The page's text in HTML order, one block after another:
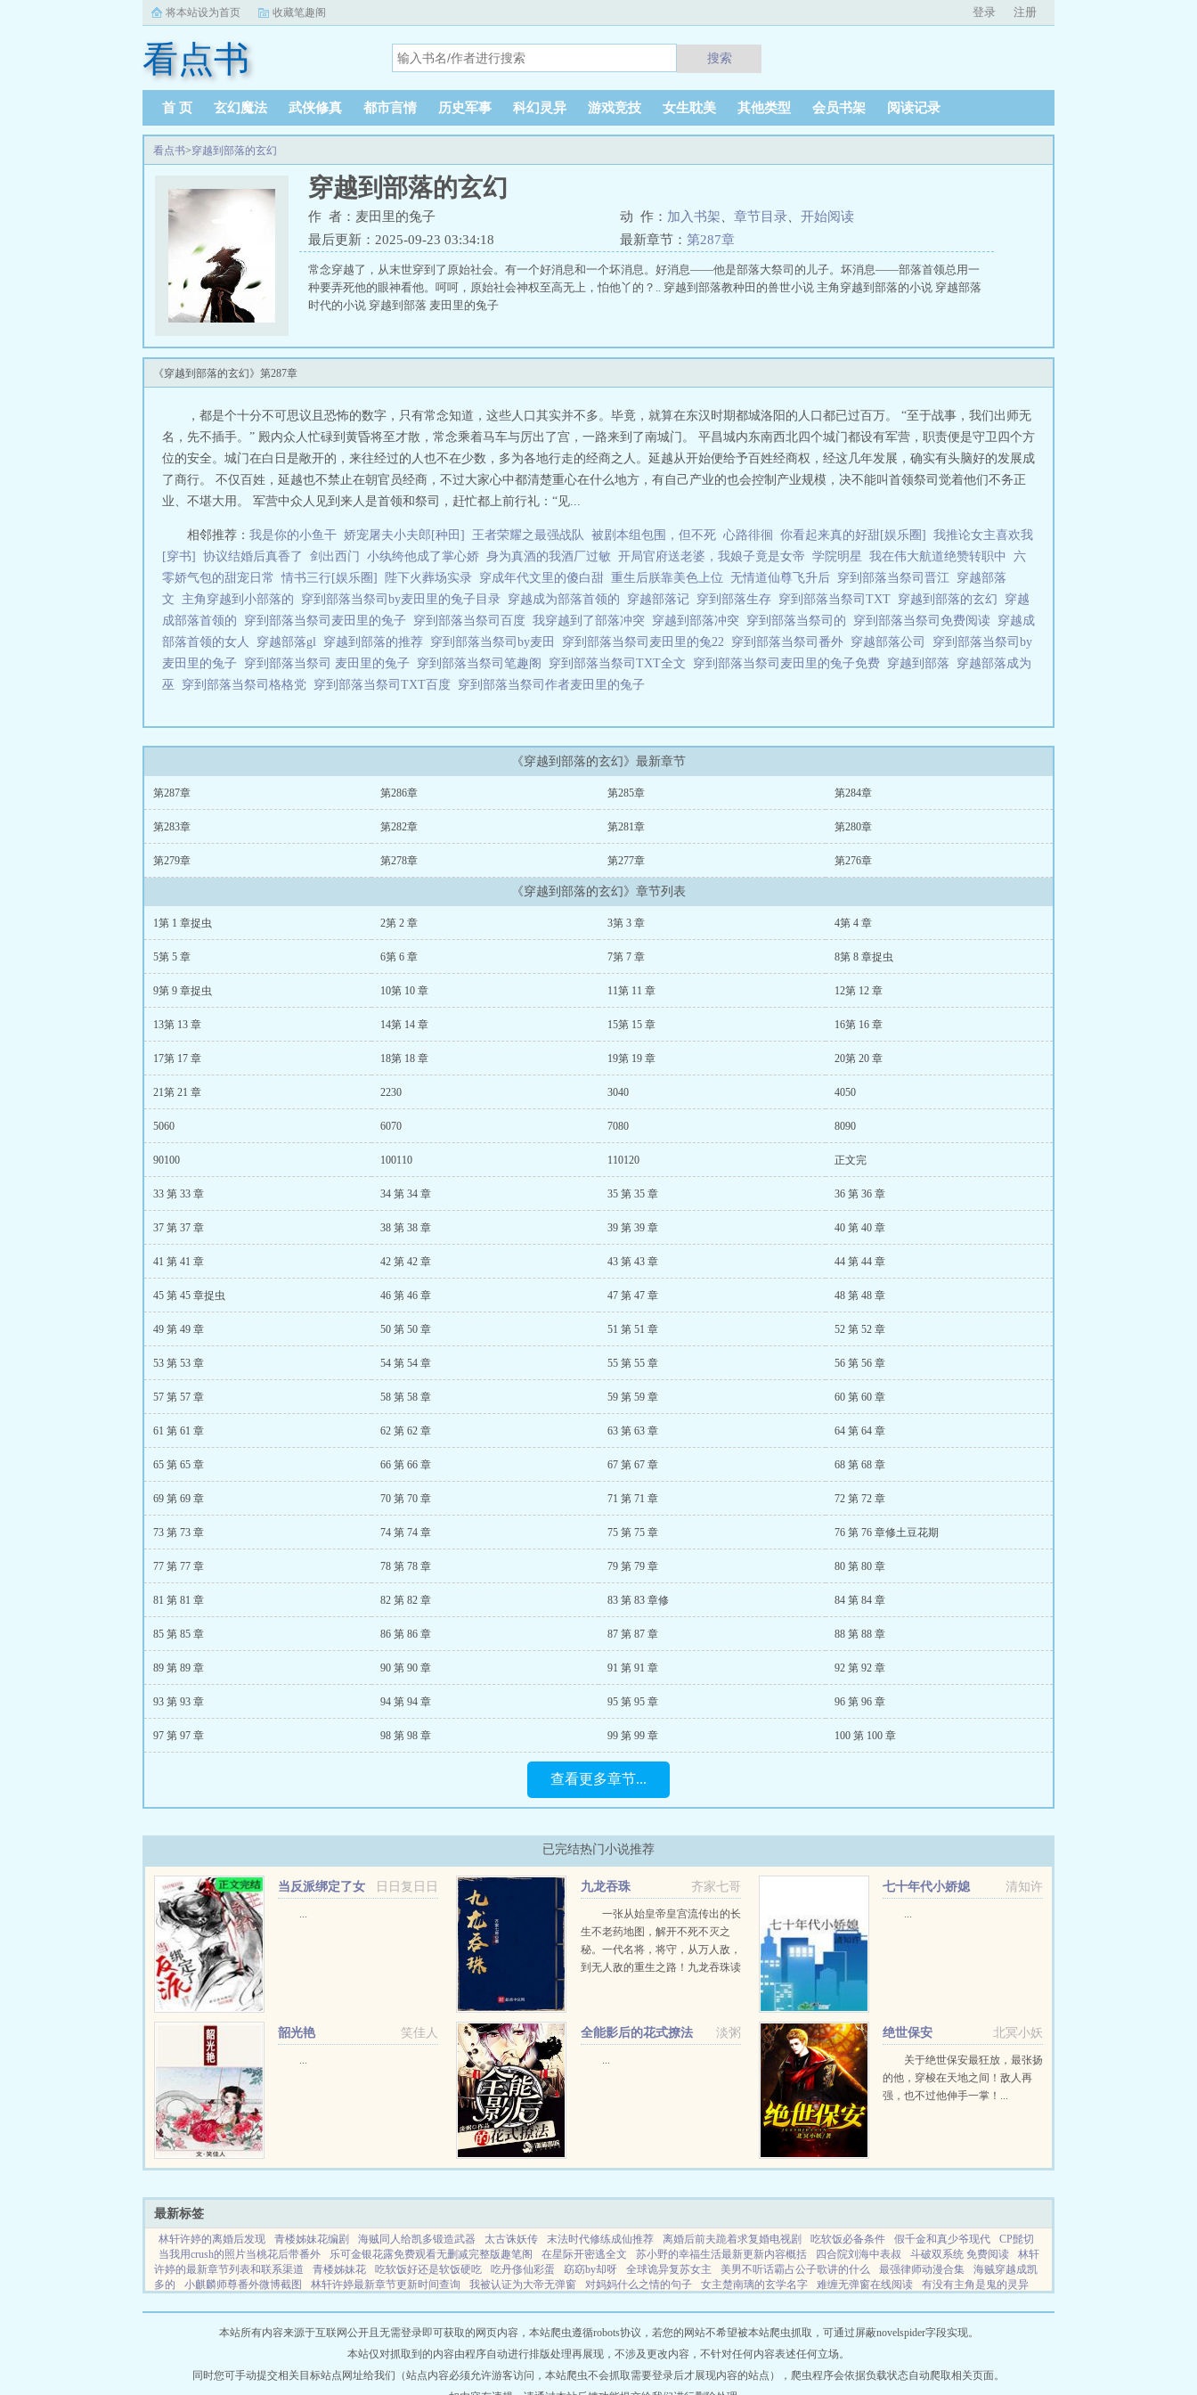
将本站设为首页 收藏笔趣阁 登录 注册
看点书 搜索
首 页 玄幻魔法 武侠修真 都市言情 历史军事 科幻灵异 游戏竞技 女生耽美 其他类型 会员书架 阅读记录
看点书>穿越到部落的玄幻
穿越到部落的玄幻
作 者：麦田里的兔子 动 作： 加入书架 章节目录
开始阅读
最后更新：2025-09-23 03:34:18
最新章节： 第287章
常念穿越了，从末世穿到了原始社会。有一个好消息和一个坏消息。好消息——他是部落大祭司的儿子。坏消息——部落首领总用一
种要弄死他的眼神看他。呵呵，原始社会神权至高无上，怕他丫的？.. 穿越到部落教种田的兽世小说 主角穿越到部落的小说 穿越部落
时代的小说 穿越到部落 麦田里的兔子
《穿越到部落的玄幻》第287章
，都是个十分不可思议且恐怖的数字，只有常念知道，这些人口其实并不多。毕竟，就算在东汉时期都城洛阳的人口都已过百万。 “至于战事，我们出师无
名，先不插手。” 殿内众人忙碌到黄昏将至才散，常念乘着马车与厉出了宫，一路来到了南城门。 平昌城内东南西北四个城门都设有军营，职责便是守卫四个方
位的安全。城门在白日是敞开的，来往经过的人也不在少数，多为各地行走的经商之人。延越从开始便给予百姓经商权，经这几年发展，确实有头脑好的发展成
了商行。 不仅百姓，延越也不禁止在朝官员经商，不过大家心中都清楚重心在什么地方，有自己产业的也会控制产业规模，决不能叫首领祭司觉着他们不务正
业、不堪大用。 军营中众人见到来人是首领和祭司，赶忙都上前行礼：“见...
相邻推荐： 我是你的小鱼干 娇宠屠夫小夫郎[种田] 王者荣耀之最强战队 被剧本组包围，但不死 心路徘徊 你看起来真的好甜[娱乐圈]
我推论女主喜欢我
[穿书]
协议结婚后真香了 剑出西门 小纨绔他成了掌心娇 身为真酒的我酒厂过敏 开局官府送老婆，我娘子竟是女帝 学院明星 我在伟大航道绝赞转职中
六
零娇气包的甜宠日常
情书三行[娱乐圈] 陛下火葬场实录 穿成年代文里的傻白甜 重生后朕靠美色上位 无情道仙尊飞升后 穿到部落当祭司晋江 穿越部落
文 主角穿越到小部落的 穿到部落当祭司by麦田里的兔子目录 穿越成为部落首领的 穿越部落记 穿到部落生存 穿到部落当祭司TXT 穿越到部落的玄幻 穿越
成部落首领的 穿到部落当祭司麦田里的兔子 穿到部落当祭司百度 我穿越到了部落冲突 穿越到部落冲突 穿到部落当祭司的 穿到部落当祭司免费阅读 穿越成
部落首领的女人 穿越部落gl 穿越到部落的推荐 穿到部落当祭司by麦田 穿到部落当祭司麦田里的兔22 穿到部落当祭司番外 穿越部落公司 穿到部落当祭司by
麦田里的兔子 穿到部落当祭司 麦田里的兔子 穿到部落当祭司笔趣阁 穿到部落当祭司TXT全文 穿到部落当祭司麦田里的兔子免费 穿越到部落 穿越部落成为
巫 穿到部落当祭司格格党 穿到部落当祭司TXT百度 穿到部落当祭司作者麦田里的兔子
《穿越到部落的玄幻》最新章节
第287章 第286章 第285章 第284章
第283章 第282章 第281章 第280章
第279章 第278章 第277章 第276章
《穿越到部落的玄幻》章节列表
1第 1 章捉虫 2第 2 章 3第 3 章 4第 4 章
5第 5 章 6第 6 章 7第 7 章 8第 8 章捉虫
9第 9 章捉虫 10第 10 章 11第 11 章 12第 12 章
13第 13 章 14第 14 章 15第 15 章 16第 16 章
17第 17 章 18第 18 章 19第 19 章 20第 20 章
21第 21 章 2230 3040 4050
5060 6070 7080 8090
90100 100110 110120 正文完
33 第 33 章 34 第 34 章 35 第 35 章 36 第 36 章
37 第 37 章 38 第 38 章 39 第 39 章 40 第 40 章
41 第 41 章 42 第 42 章 43 第 43 章 44 第 44 章
45 第 45 章捉虫 46 第 46 章 47 第 47 章 48 第 48 章
49 第 49 章 50 第 50 章 51 第 51 章 52 第 52 章
53 第 53 章 54 第 54 章 55 第 55 章 56 第 56 章
57 第 57 章 58 第 58 章 59 第 59 章 60 第 60 章
61 第 61 章 62 第 62 章 63 第 63 章 64 第 64 章
65 第 65 章 66 第 66 章 67 第 67 章 68 第 68 章
69 第 69 章 70 第 70 章 71 第 71 章 72 第 72 章
73 第 73 章 74 第 74 章 75 第 75 章 76 第 76 章修土豆花期
77 第 77 章 78 第 78 章 79 第 79 章 80 第 80 章
81 第 81 章 82 第 82 章 83 第 83 章修 84 第 84 章
85 第 85 章 86 第 86 章 87 第 87 章 88 第 88 章
89 第 89 章 90 第 90 章 91 第 91 章 92 第 92 章
93 第 93 章 94 第 94 章 95 第 95 章 96 第 96 章
97 第 97 章 98 第 98 章 99 第 99 章 100 第 100 章
查看更多章节...
已完结热门小说推荐
日日复日日
当反派绑定了女
...
齐家七哥
九龙吞珠
一张从始皇帝皇宫流传出的长
生不老药地图，解开不死不灭之
秘。一代名将，将守，从万人敌，
到无人敌的重生之路！九龙吞珠读
清知许
七十年代小娇媳
...
笑佳人
韶光艳
...
淡粥
全能影后的花式撩法
...
北冥小妖
绝世保安
关于绝世保安最狂放，最张扬
的他，穿梭在天地之间！敌人再
强，也不过他伸手一掌！...
最新标签
林轩许婷的离婚后发现 青楼姊妹花编剧 海贼同人给凯多锻造武器 太古诛妖传 末法时代修练成仙推荐 离婚后前夫跪着求复婚电视剧 吃软饭必备条件 假千金和真少爷现代
CP髭切
当我用crush的照片当桃花后带番外
乐可金银花露免费观看无删减完整版趣笔阁 在星际开密逃全文 苏小野的幸福生活最新更新内容概括 四合院刘海中表叔 斗破双系统 免费阅读
林轩
许婷的最新章节列表和联系渠道
青楼姊妹花 吃软饭好还是软饭硬吃 吃丹俢仙彩蛋 窈窈by却呀 全球诡异复苏女主 美男不听话霸占公子歌讲的什么 最强律师动漫合集
海贼穿越成凯
多的
小麒麟师尊番外微博截图 林轩许婷最新章节更新时间查询 我被认证为大帝无弹窗 对妈妈什么之情的句子 女主楚南璃的玄学名字 难缠无弹窗在线阅读
有没有主角是鬼的灵异
昀
垂怜by莫八千百度 软饭软吃什么意思 吃软饭是没出息吗 只想爱你晋江gl 灰烬行者手游 我们所向往的vps 茅山祖师尸仙 当我用cursh的照片挡桃花 怪诞故事集有哪些
不遇春在
初七的心跳回忆在线玩 海贼王最强生物凯多 怀了渣攻白月光的崽番全 cos穿越髭切 娱乐之超级大亨3170最新章节更新内容 梅子酒的做法与功效
总裁妈妈如我所愿成为魅魔
对妈妈的情感怎么说 成为凯多海贼团的同人 不死帝师中陈长生与李念生最后走到 帝君的红狐狸 告白处理
怎么抢先体验
我靠美食闯修仙界凌悦 成为男主退亲未婚妻的在线阅读 髭切为主角的文 海贼王凯多 帝君策by 想亲你是什么暗示 诸葛亮黄月英话本
当我用crush照片当桃花后在线阅
当我用cursh照片挡桃花免费阅读 帝君策未删减完整版 小奶星txt资源
本站所有内容来源于互联网公开且无需登录即可获取的网页内容，本站爬虫遵循robots协议，若您的网站不希望被本站爬虫抓取，可通过屏蔽novelspider字段实现。
本站仅对抓取到的内容由程序自动进行排版处理再展现，不涉及更改内容，不针对任何内容表述任何立场。
同时您可手动提交相关目标站点网址给我们（站点内容必须允许游客访问，本站爬虫不会抓取需要登录后才展现内容的站点），爬虫程序会依据负载状态自动爬取相关页面。